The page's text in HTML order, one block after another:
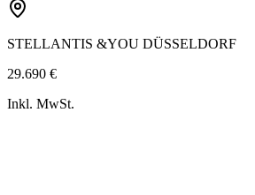
STELLANTIS &YOU DÜSSELDORF
29.690 €
Inkl. MwSt.